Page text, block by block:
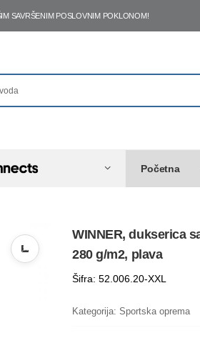
SAVRŠENIM POSLOVNIM POKLONOM!
Početna
WINNER, dukserica
280 g/m2, plava
Šifra: 52.006.20-XXL
Kategorija: Sportska oprema